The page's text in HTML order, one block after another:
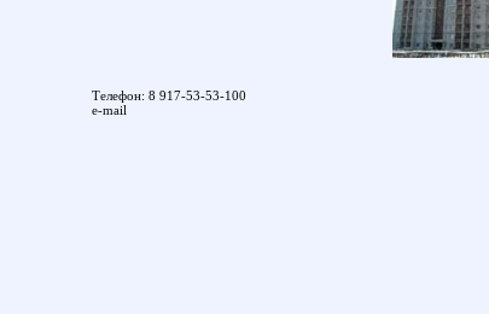
Телефон: 8 917-53-53-100
e-mail